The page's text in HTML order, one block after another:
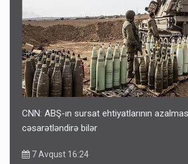
CNN: ABŞ-ın sursat ehtiyatlarının
cəsarətləndirə bilər
7 Avqust 16:24